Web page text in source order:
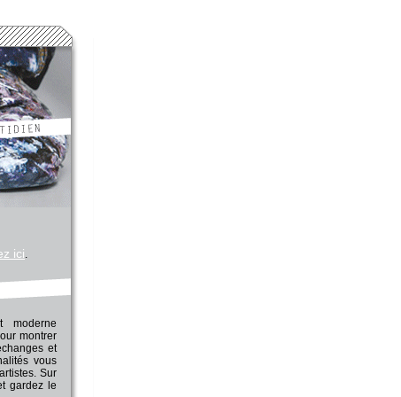
ici.
moderne
montrer
et
vous
Sur
gardez le